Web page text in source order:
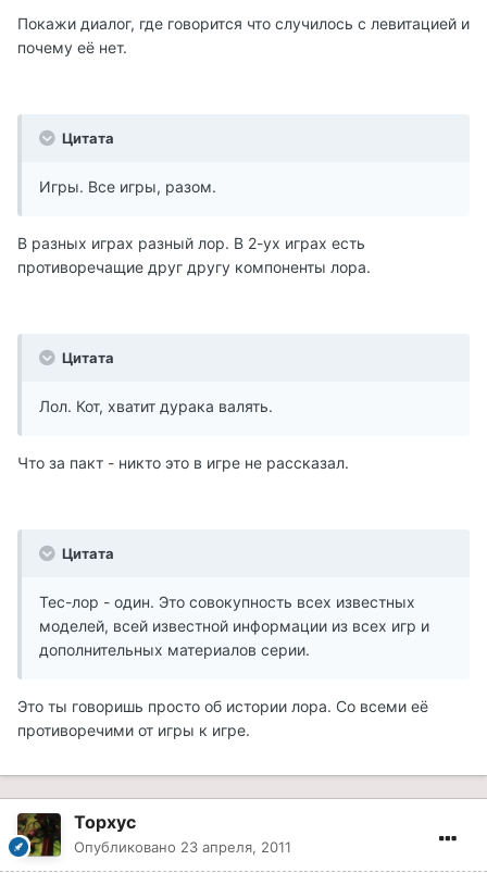
Покажи диалог, где говорится что случилось с левитацией и
почему её нет.
Цитата
Игры. Все игры, разом.
В разных играх разный лор. В 2-ух играх есть
противоречащие друг другу компоненты лора.
Цитата
Лол. Кот, хватит дурака валять.
Что за пакт - никто это в игре не рассказал.
Цитата
Тес-лор - один. Это совокупность всех известных
моделей, всей известной информации из всех игр и
дополнительных материалов серии.
Это ты говоришь просто об истории лора. Со всеми её
противоречими от игры к игре.
Topxyc
Опубликовано 23 апреля, 2011